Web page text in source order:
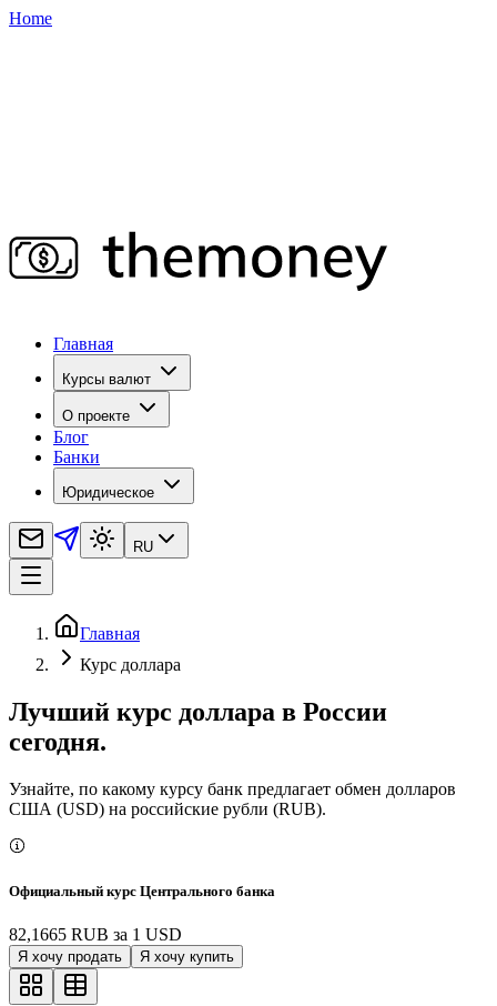
Home
Главная
Курсы валют
О проекте
Блог
Банки
Юридическое
RU
Главная
Курс доллара
Лучший курс доллара в России
сегодня.
Узнайте, по какому курсу банк предлагает обмен долларов
США (USD) на российские рубли (RUB).
Официальный курс Центрального банка
82,1665 RUB за 1 USD
Я хочу продать Я хочу купить